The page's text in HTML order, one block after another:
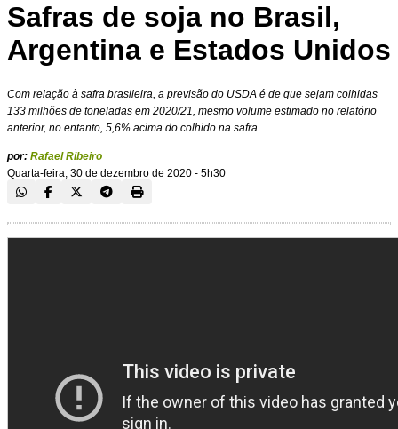
Safras de soja no Brasil,
Argentina e Estados Unidos
Com relação à safra brasileira, a previsão do USDA é de que sejam colhidas
133 milhões de toneladas em 2020/21, mesmo volume estimado no relatório
anterior, no entanto, 5,6% acima do colhido na safra
por: Rafael Ribeiro
Quarta-feira, 30 de dezembro de 2020 - 5h30